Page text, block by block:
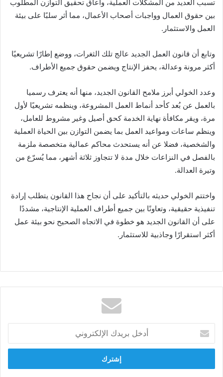
تسبب العديد من المشكلات العملية، وأعاق تحقيق التوازن المطلوب
بين حقوق العمال وواجبات أصحاب الأعمال، مما أثر سلبًا على بيئة
العمل والاستثمار.
وتابع أن قانون العمل الجديد عالج تلك الثغرات، ووضع إطارًا تشريعيًا
أكثر مرونة وعدالة، يحفز الإنتاج ويضمن حقوق جميع الأطراف.
وعدد الخولي أبرز ملامح القانون الجديد، منها أنه يعترف رسميا
بالعمل عن بُعد كأحد أنماط العمل المشروعة، وينظمه تشريعيًا لأول
مرة، ويقر مكافأة نهاية الخدمة كحق أصيل وغير مشروط للعامل،
وينظم ساعات ومواعيد العمل بما يضمن التوازن بين الحياة العملية
والشخصية، فضلا عن أنه يستحدث محاكم عمالية متخصصة ملزمة
بالفصل في النزاعات خلال مدة لا تتجاوز ثلاثة أشهر، مما يُسرّع من
وتيرة العدالة.
واختتم الخولي حديثه بالتأكيد على أن نجاح هذا القانون يتطلب إرادة
تنفيذية حقيقية، وتعاونًا بين جميع أطراف العملية الإنتاجية، مشددًا
على أن القانون الجديد هو خطوة في الاتجاه الصحيح نحو بيئة عمل
أكثر استقرارًا وجاذبية للاستثمار.
بريدك
الإلكتروني